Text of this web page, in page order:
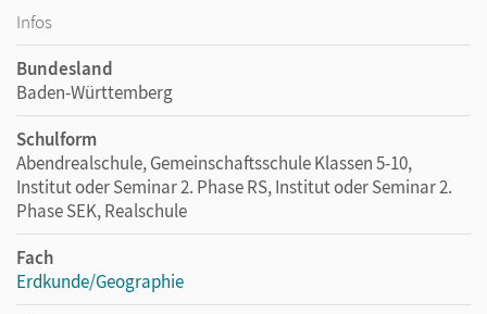
Infos
Bundesland
Baden-Württemberg
Schulform
Abendrealschule, Gemeinschaftsschule Klassen 5-10,
Institut oder Seminar 2. Phase RS, Institut oder Seminar 2.
Phase SEK, Realschule
Fach
Erdkunde/Geographie